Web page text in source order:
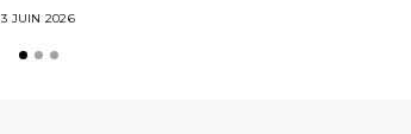
3 JUIN 2026